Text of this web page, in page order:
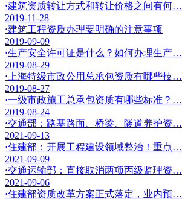
·建筑资质转让方式和转让价格之间有何…
2019-11-28
·建筑工程资质办理要明确的注意事项
2019-09-09
·生产安全许可证是什么？如何办理生产…
2019-08-29
· 上海特级市政公用总承包资质有哪些技…
2019-08-27
·一级市政施工总承包资质有哪些标准？…
2019-08-24
·交通部：路基路面、桥梁、隧道养护资…
2021-09-13
·住建部：开展工程建设领域整治！重点…
2021-09-09
·交通运输部：直接取消两项丙级监理资…
2021-09-06
·住建部资质改革方案正式落定，业内预…